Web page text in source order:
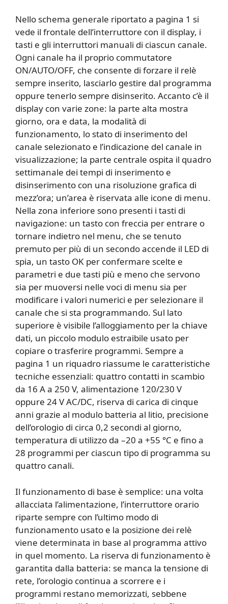
Nello schema generale riportato a pagina 1 si
vede il frontale dell’interruttore con il display, i
tasti e gli interruttori manuali di ciascun canale.
Ogni canale ha il proprio commutatore
ON/AUTO/OFF, che consente di forzare il relè
sempre inserito, lasciarlo gestire dal programma
oppure tenerlo sempre disinserito. Accanto c’è il
display con varie zone: la parte alta mostra
giorno, ora e data, la modalità di
funzionamento, lo stato di inserimento del
canale selezionato e l’indicazione del canale in
visualizzazione; la parte centrale ospita il quadro
settimanale dei tempi di inserimento e
disinserimento con una risoluzione grafica di
mezz’ora; un’area è riservata alle icone di menu.
Nella zona inferiore sono presenti i tasti di
navigazione: un tasto con freccia per entrare o
tornare indietro nel menu, che se tenuto
premuto per più di un secondo accende il LED di
spia, un tasto OK per confermare scelte e
parametri e due tasti più e meno che servono
sia per muoversi nelle voci di menu sia per
modificare i valori numerici e per selezionare il
canale che si sta programmando. Sul lato
superiore è visibile l’alloggiamento per la chiave
dati, un piccolo modulo estraibile usato per
copiare o trasferire programmi. Sempre a
pagina 1 un riquadro riassume le caratteristiche
tecniche essenziali: quattro contatti in scambio
da 16 A a 250 V, alimentazione 120/230 V
oppure 24 V AC/DC, riserva di carica di cinque
anni grazie al modulo batteria al litio, precisione
dell’orologio di circa 0,2 secondi al giorno,
temperatura di utilizzo da –20 a +55 °C e fino a
28 programmi per ciascun tipo di programma su
quattro canali.
Il funzionamento di base è semplice: una volta
allacciata l’alimentazione, l’interruttore orario
riparte sempre con l’ultimo modo di
funzionamento usato e la posizione dei relè
viene determinata in base al programma attivo
in quel momento. La riserva di funzionamento è
garantita dalla batteria: se manca la tensione di
rete, l’orologio continua a scorrere e i
programmi restano memorizzati, sebbene